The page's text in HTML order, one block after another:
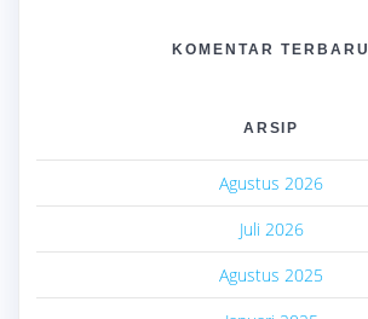
KOMENTAR TERBARU
ARSIP
Agustus 2026
Juli 2026
Agustus 2025